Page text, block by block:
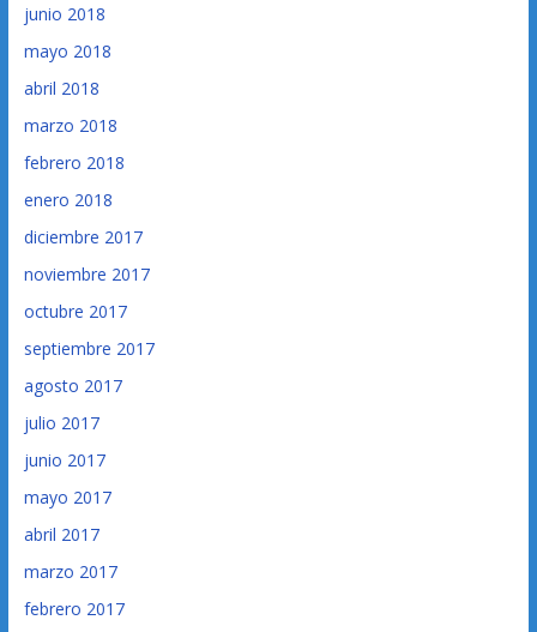
junio 2018
mayo 2018
abril 2018
marzo 2018
febrero 2018
enero 2018
diciembre 2017
noviembre 2017
octubre 2017
septiembre 2017
agosto 2017
julio 2017
junio 2017
mayo 2017
abril 2017
marzo 2017
febrero 2017